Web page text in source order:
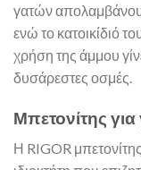
γατών
ενώ το κατοικίδιό
χρήση της άμμου
δυσάρεστες οσμές.
Μπετονίτης για
Η RIGOR